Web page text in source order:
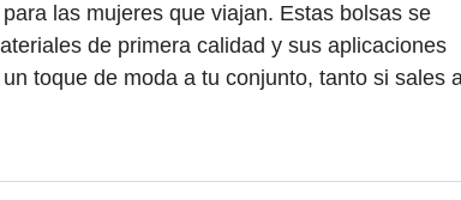
las mujeres que viajan. Estas bolsas se
de primera calidad y sus aplicaciones
toque de moda a tu conjunto, tanto si sales